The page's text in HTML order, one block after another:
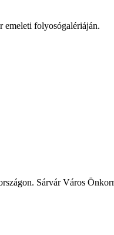
emeleti folyosógalériáján.
Sárvár Város